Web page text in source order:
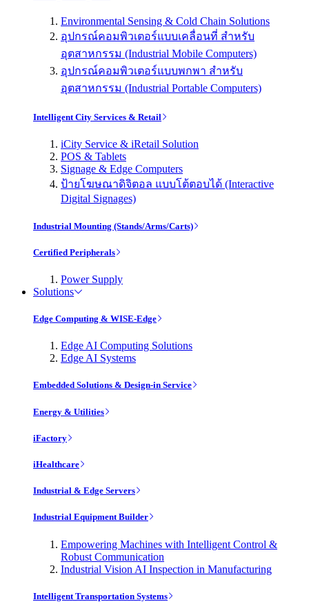
Environmental Sensing & Cold Chain Solutions
อุปกรณ์คอมพิวเตอร์แบบเคลื่อนที่ สำหรับ
อุตสาหกรรม (Industrial Mobile Computers)
อุปกรณ์คอมพิวเตอร์แบบพกพา สำหรับ
อุตสาหกรรม (Industrial Portable Computers)
Intelligent City Services & Retail
iCity Service & iRetail Solution
POS & Tablets
Signage & Edge Computers
ป้ายโฆษณาดิจิตอล แบบโต้ตอบได้ (Interactive
Digital Signages)
Industrial Mounting (Stands/Arms/Carts)
Certified Peripherals
Power Supply
Solutions
Edge Computing & WISE-Edge
Edge AI Computing Solutions
Edge AI Systems
Embedded Solutions & Design-in Service
Energy & Utilities
iFactory
iHealthcare
Industrial & Edge Servers
Industrial Equipment Builder
Empowering Machines with Intelligent Control &
Robust Communication
Industrial Vision AI Inspection in Manufacturing
Intelligent Transportation Systems